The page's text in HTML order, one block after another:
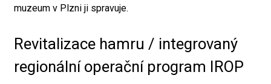
muzeum v Plzni ji spravuje.
Revitalizace hamru / integrovaný
regionální operační program IROP